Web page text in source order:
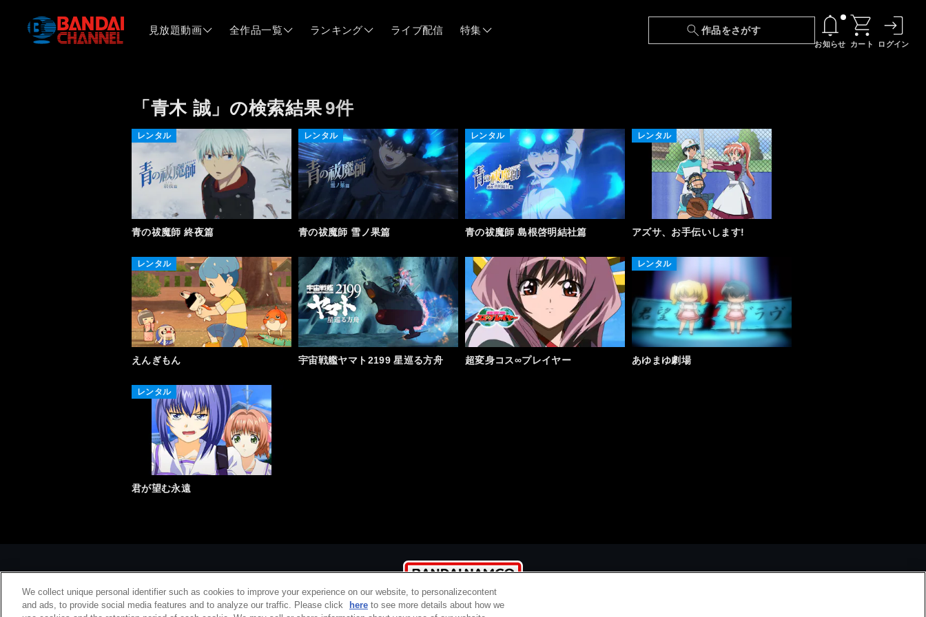
見放題動画 全作品一覧 ランキング ライブ配信 特集 作品をさがす
お知らせ
24話 配信日変更のお知らせ
05/21 【障害】映像再生における不具合に関しまして
05/14
【日本語字幕】【セリフ検索】新規追加のお知
04/28
【障害】Android TVにおける不具合に関しまし
て
お知らせ一覧へ
カート ログイン
「青木 誠」の検索結果9件
レンタル
青の祓魔師 終夜篇
レンタル
青の祓魔師 雪ノ果篇
レンタル
青の祓魔師 島根啓明結社篇
レンタル
アズサ、お手伝いします!
レンタル
えんぎもん 宇宙戦艦ヤマト2199 星巡る方舟 超変身コス∞プレイヤー
レンタル
あゆまゆ劇場
レンタル
君が望む永遠
We collect unique personal identifier such as cookies to improve your experience on our website, to personalizecontent
and ads, to provide social media features and to analyze our traffic. Please click
here to see more details about how we